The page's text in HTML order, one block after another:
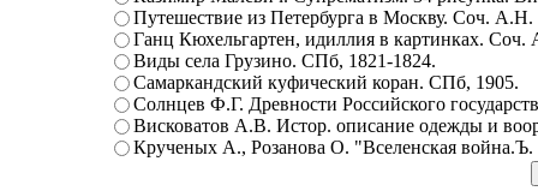
Путешествие из Петербурга в Москву. Соч.
Ганц Кюхельгартен, идиллия в картинках.
Виды села Грузино. СПб, 1821-1824.
Самаркандский куфический коран. СПб, 1905.
Солнцев Ф.Г. Древности Российского
Висковатов А.В. Истор. описание одежды и
Крученых А., Розанова О. "Вселенская